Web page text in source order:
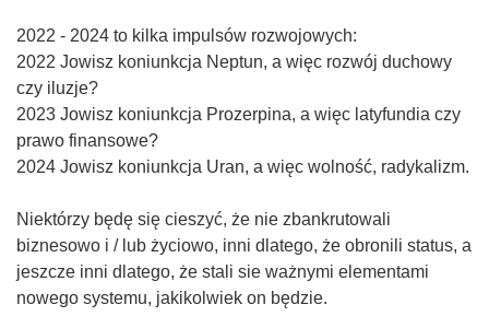
2022 - 2024 to kilka impulsów rozwojowych:
2022 Jowisz koniunkcja Neptun, a więc rozwój duchowy
czy iluzje?
2023 Jowisz koniunkcja Prozerpina, a więc latyfundia czy
prawo finansowe?
2024 Jowisz koniunkcja Uran, a więc wolność, radykalizm.
Niektórzy będę się cieszyć, że nie zbankrutowali
biznesowo i / lub życiowo, inni dlatego, że obronili status, a
jeszcze inni dlatego, że stali sie ważnymi elementami
nowego systemu, jakikolwiek on będzie.